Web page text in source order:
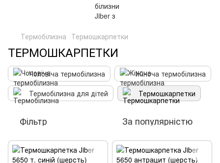
Термобілизна Термошкарпетки
ТЕРМОШКАРПЕТКИ
Чоловіча термобілизна
Жіноча термобілизна
Термобілизна для дітей
Термошкарпетки
Фільтр За популярністю